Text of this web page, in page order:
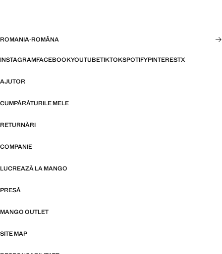
ROMANIA·ROMÂNA
INSTAGRAMFACEBOOKYOUTUBETIKTOKSPOTIFYPINTERESTX
AJUTOR
CUMPĂRĂTURILE MELE
RETURNĂRI
COMPANIE
LUCREAZĂ LA MANGO
PRESĂ
MANGO OUTLET
SITE MAP